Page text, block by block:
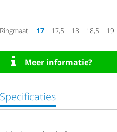
Ringmaat: 17 17,5 18 18,5 19
Meer informatie?
Specificaties